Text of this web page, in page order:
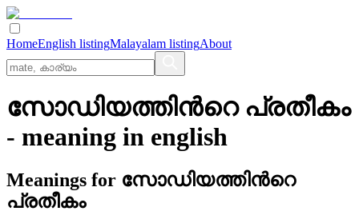
HomeEnglish listingMalayalam listingAbout
സോഡിയത്തിന്‍റെ പ്രതീകം
- meaning in english
Meanings for സോഡിയത്തിന്‍റെ
പ്രതീകം